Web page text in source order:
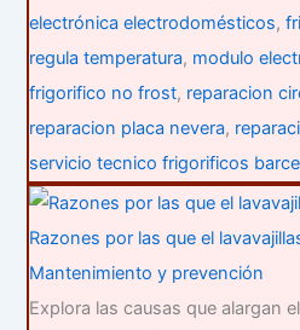
electrónica electrodomésticos,
regula temperatura, modulo
frigorifico no frost, reparacion
reparacion placa nevera,
servicio tecnico frigorificos
Razones por las que el
Mantenimiento y prevención
Explora las causas que alargan